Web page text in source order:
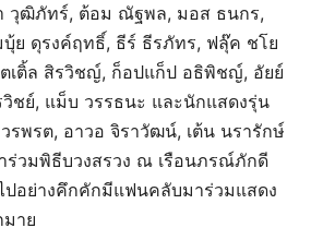
วุฒิภัทร์, ต้อม ณัฐพล, มอส ธนกร,
ย ดุรงค์ฤทธิ์, ธีร์ ธีรภัทร, ฟลุ๊ค ชโย
เติ้ล สิรวิชญ์, ก็อปแก็ป อธิพิชญ์, อัยย์
ชย์, แม็บ วรรธนะ และนักแสดงรุ่น
พรต, อาวอ จิราวัฒน์, เต้น นรารักษ์
ร่วมพิธีบวงสรวง ณ เรือนภรณ์ภักดี
ปอย่างคึกคักมีแฟนคลับมาร่วมแสดง
าย